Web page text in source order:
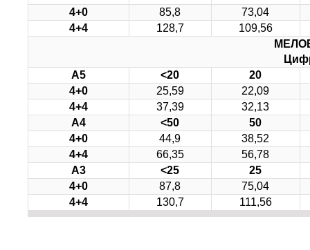
4+0
85,8
73,04
4+4
128,7
109,56
А5
<20
20
4+0
25,59
22,09
4+4
37,39
32,13
А4
<50
50
4+0
44,9
38,52
4+4
66,35
56,78
А3
<25
25
4+0
87,8
75,04
4+4
130,7 111,56